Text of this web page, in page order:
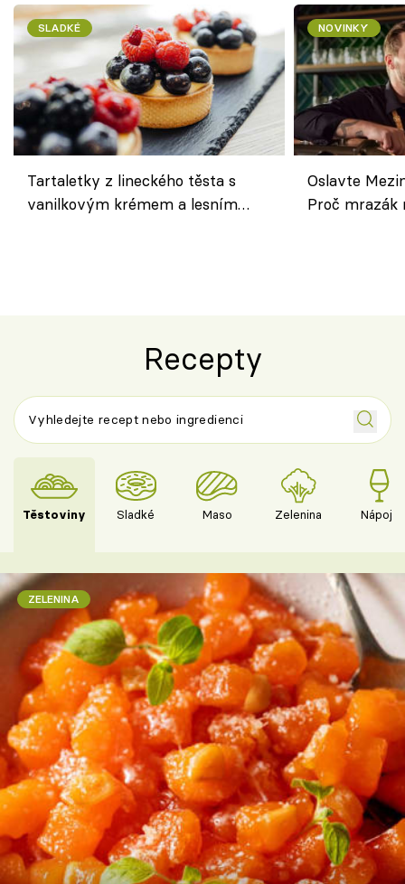
SLADKÉ
Tartaletky z lineckého těsta s
vanilkovým krémem a lesním
NOVINKY
Oslavte
Proč
Recepty
Těstoviny Sladké Maso Zelenina Nápoje
ZELENINA